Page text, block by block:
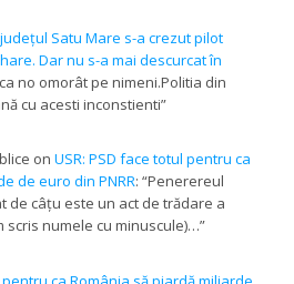
Satu Mare s-a crezut pilot
Dar nu s-a mai descurcat în
no omorât pe nimeni.Politia din
cu acesti inconstienti”
onUSR: PSD face totul pentru ca
de euro din PNRR: “Penerereul
de câțu este un act de trădare a
scris numele cu minuscule)…”